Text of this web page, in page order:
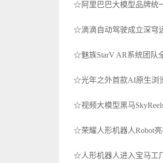
☆阿里巴巴大模型品牌统
☆滴滴自动驾驶成立深穹
☆魅族StarV AR系统团队
☆光年之外首款AI原生浏
☆视频大模型黑马
☆荣耀人形机器人Robot
☆人形机器人进入宝马工